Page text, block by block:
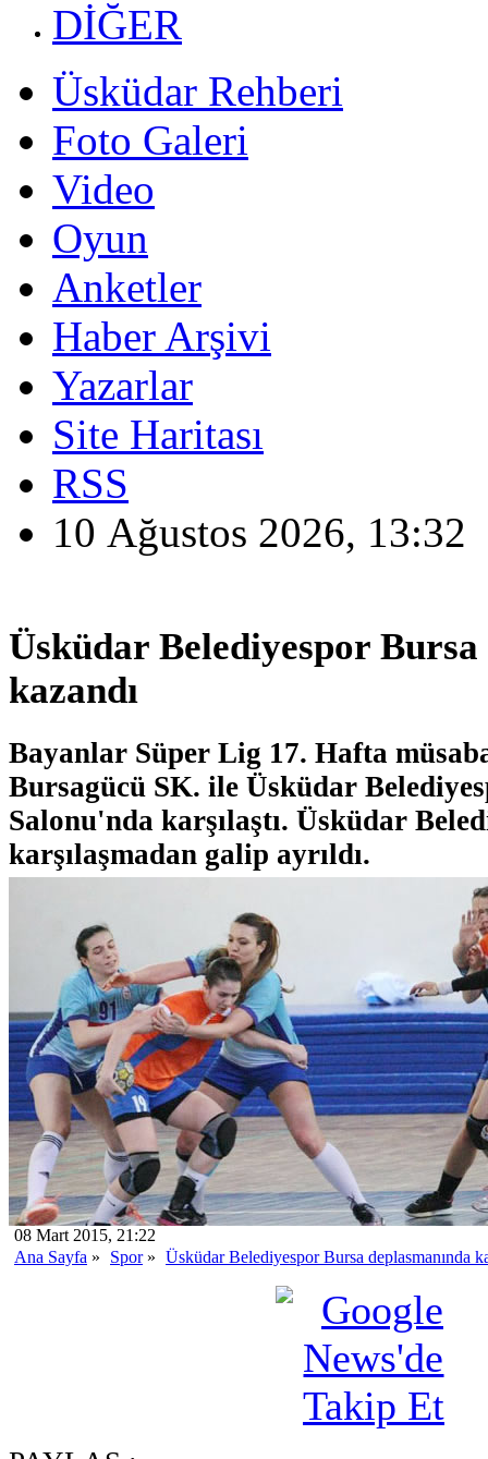
DİĞER
Üsküdar Rehberi
Foto Galeri
Video
Oyun
Anketler
Haber Arşivi
Yazarlar
Site Haritası
RSS
10 Ağustos 2026, 13:32
Üsküdar Belediyespor Bursa
kazandı
Bayanlar Süper Lig 17. Hafta
Bursagücü SK. ile Üsküdar
Salonu'nda karşılaştı. Üsküdar
karşılaşmadan galip ayrıldı.
08 Mart 2015, 21:22
Ana Sayfa » Spor» Üsküdar Belediyespor Bursa deplasmanında